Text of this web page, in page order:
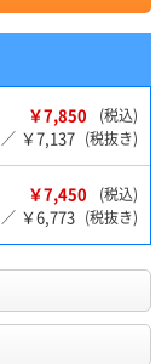
￥7,850
(税込)
／ ￥7,137 (税抜き)
￥7,450
(税込)
／ ￥6,773 (税抜き)